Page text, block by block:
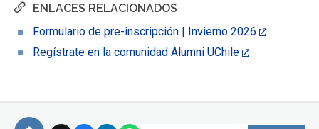
ENLACES RELACIONADOS
Formulario de pre-inscripción | Invierno 2026
Regístrate en la comunidad Alumni UChile